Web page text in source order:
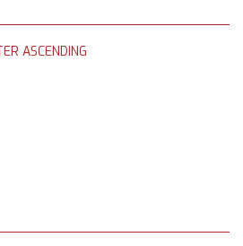
ASCENDING